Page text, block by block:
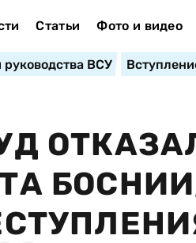
Статьи Фото и видео
руководства ВСУ